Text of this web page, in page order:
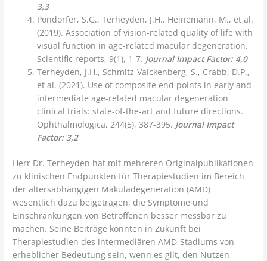
3,3
Pondorfer, S.G., Terheyden, J.H., Heinemann, M., et al.
(2019). Association of vision-related quality of life with
visual function in age-related macular degeneration.
Scientific reports, 9(1), 1-7. Journal Impact Factor: 4,0
Terheyden, J.H., Schmitz-Valckenberg, S., Crabb, D.P.,
et al. (2021). Use of composite end points in early and
intermediate age-related macular degeneration
clinical trials: state-of-the-art and future directions.
Ophthalmologica, 244(5), 387-395. Journal Impact
Factor: 3,2
Herr Dr. Terheyden hat mit mehreren Originalpublikationen
zu klinischen Endpunkten für Therapiestudien im Bereich
der altersabhängigen Makuladegeneration (AMD)
wesentlich dazu beigetragen, die Symptome und
Einschränkungen von Betroffenen besser messbar zu
machen. Seine Beiträge könnten in Zukunft bei
Therapiestudien des intermediären AMD-Stadiums von
erheblicher Bedeutung sein, wenn es gilt, den Nutzen